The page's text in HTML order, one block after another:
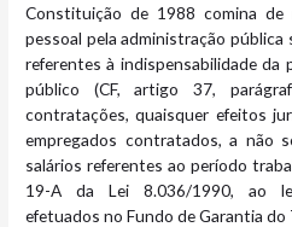
Constituição de 1988 comina
pessoal pela administração pública
referentes à indispensabilidade da
público (CF, artigo 37,
contratações, quaisquer efeitos
empregados contratados, a não
salários referentes ao período
19-A da Lei 8.036/1990, ao
efetuados no Fundo de Garantia do